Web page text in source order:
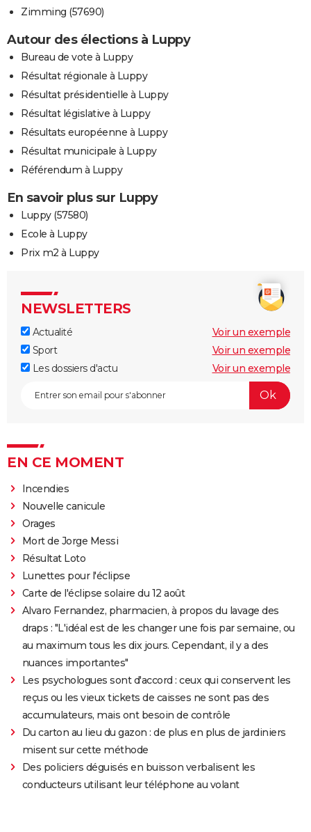
Zimming (57690)
Autour des élections à Luppy
Bureau de vote à Luppy
Résultat régionale à Luppy
Résultat présidentielle à Luppy
Résultat législative à Luppy
Résultats européenne à Luppy
Résultat municipale à Luppy
Référendum à Luppy
En savoir plus sur Luppy
Luppy (57580)
Ecole à Luppy
Prix m2 à Luppy
NEWSLETTERS
Actualité
Voir un exemple
Sport
Voir un exemple
Les dossiers d'actu
Voir un exemple
EN CE MOMENT
Incendies
Nouvelle canicule
Orages
Mort de Jorge Messi
Résultat Loto
Lunettes pour l'éclipse
Carte de l'éclipse solaire du 12 août
Alvaro Fernandez, pharmacien, à propos du lavage des
draps : "L'idéal est de les changer une fois par semaine, ou
au maximum tous les dix jours. Cependant, il y a des
nuances importantes"
Les psychologues sont d'accord : ceux qui conservent les
reçus ou les vieux tickets de caisses ne sont pas des
accumulateurs, mais ont besoin de contrôle
Du carton au lieu du gazon : de plus en plus de jardiniers
misent sur cette méthode
Des policiers déguisés en buisson verbalisent les
conducteurs utilisant leur téléphone au volant